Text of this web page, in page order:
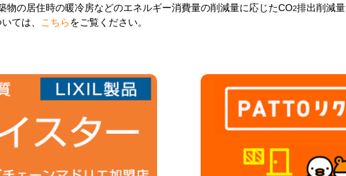
の居住時の暖冷房などのエネルギー消費量の削減量に応じたCO2排出削減量
ては、 こちら をご覧ください。